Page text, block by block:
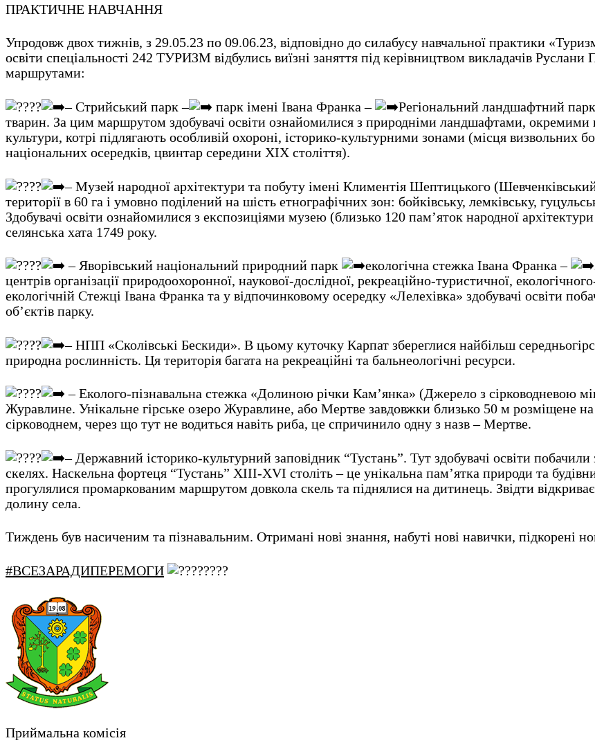
ПРАКТИЧНЕ НАВЧАННЯ
Упродовж двох тижнів, з 29.05.23 по 09.06.23, відповідно до силабусу навчальної практики
освіти спеціальності 242 ТУРИЗМ відбулись виїзні заняття під керівництвом викладачів
маршрутами:
– Стрийський парк – парк імені Івана Франка – Регіональний ландшафтний
тварин. За цим маршрутом здобувачі освіти ознайомилися з природніми ландшафтами, окремими
культури, котрі підлягають особливій охороні, історико-культурними зонами (місця визвольних
національних осередків, цвинтар середини ХІХ століття).
– Музей народної архітектури та побуту імені Климентія Шептицького
території в 60 га і умовно поділений на шість етнографічних зон: бойківську, лемківську,
Здобувачі освіти ознайомилися з експозиціями музею (близько 120 пам’яток народної
селянська хата 1749 року.
– Яворівський національний природний парк екологічна стежка Івана Франка –
центрів організації природоохоронної, наукової-дослідної, рекреаційно-туристичної,
екологічній Стежці Івана Франка та у відпочинковому осередку «Лелехівка» здобувачі освіти
об’єктів парку.
– НПП «Сколівські Бескиди». В цьому куточку Карпат збереглися найбільш
природна рослинність. Ця територія багата на рекреаційні та бальнеологічні ресурси.
– Еколого-пізнавальна стежка «Долиною річки Кам’янка» (Джерело з сірководневою
Журавлине. Унікальне гірське озеро Журавлине, або Мертве завдовжки близько 50 м розміщене на
сірководнем, через що тут не водиться навіть риба, це спричинило одну з назв – Мертве.
– Державний історико-культурний заповідник “Тустань”. Тут здобувачі освіти
скелях. Наскельна фортеця “Тустань” ХІII-ХVІ століть – це унікальна пам’ятка природи та
прогулялися промаркованим маршрутом довкола скель та піднялися на дитинець. Звідти
долину села.
Тиждень був насиченим та пізнавальним. Отримані нові знання, набуті нові навички, підкорені
#ВСЕЗАРАДИПЕРЕМОГИ
Приймальна комісія